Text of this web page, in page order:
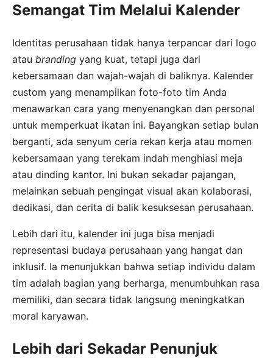
Semangat Tim Melalui Kalender
Identitas perusahaan tidak hanya terpancar dari logo
atau branding yang kuat, tetapi juga dari
kebersamaan dan wajah-wajah di baliknya. Kalender
custom yang menampilkan foto-foto tim Anda
menawarkan cara yang menyenangkan dan personal
untuk memperkuat ikatan ini. Bayangkan setiap bulan
berganti, ada senyum ceria rekan kerja atau momen
kebersamaan yang terekam indah menghiasi meja
atau dinding kantor. Ini bukan sekadar pajangan,
melainkan sebuah pengingat visual akan kolaborasi,
dedikasi, dan cerita di balik kesuksesan perusahaan.
Lebih dari itu, kalender ini juga bisa menjadi
representasi budaya perusahaan yang hangat dan
inklusif. Ia menunjukkan bahwa setiap individu dalam
tim adalah bagian yang berharga, menumbuhkan rasa
memiliki, dan secara tidak langsung meningkatkan
moral karyawan.
Lebih dari Sekadar Penunjuk